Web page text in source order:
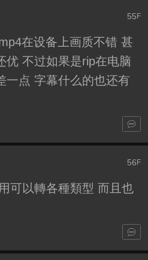
55F
在设备上画质不错 甚
优 不过如果是rip在电脑
一点 字幕什么的也还有
56F
可以轉各種類型 而且也